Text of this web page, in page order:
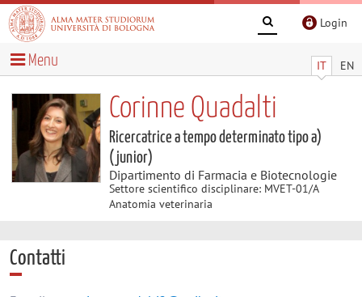
Login
IT EN
Menu
Corinne Quadalti
Ricercatrice a tempo determinato tipo a)
(junior)
Dipartimento di Farmacia e Biotecnologie
Settore scientifico disciplinare: MVET-01/A
Anatomia veterinaria
Contatti